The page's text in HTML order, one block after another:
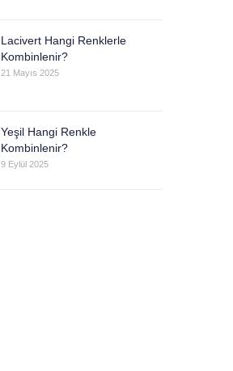
Lacivert Hangi Renklerle
Kombinlenir?
21 Mayıs 2025
Yeşil Hangi Renkle
Kombinlenir?
9 Eylül 2025